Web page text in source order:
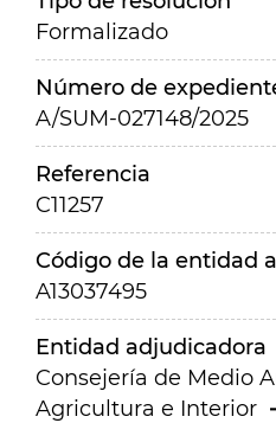
Formalizado
Número de
A/SUM-027148/2025
Referencia
C11257
Código de la entidad
A13037495
Entidad adjudicadora
Consejería de Medio
Agricultura e Interior